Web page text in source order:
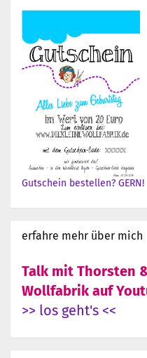
Gutschein bestellen? GERN!
erfahre mehr über mich
Talk mit Thorsten
Wollfabrik auf
>> los geht's <<